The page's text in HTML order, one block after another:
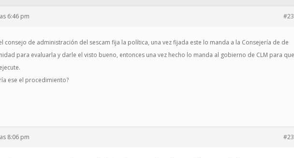
6:46 pm
consejo de administración del sescam fija la política, una vez fijada este lo manda a la Consejería de de
para evaluarla y darle el visto bueno, entonces una vez hecho lo manda al gobierno de CLM para que
ese el procedimiento?
8:06 pm